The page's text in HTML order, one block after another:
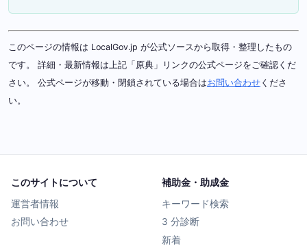
このページの情報は LocalGov.jp が公式ソースから取得・整理したもの
です。 詳細・最新情報は上記「原典」リンクの公式ページをご確認くだ
さい。 公式ページが移動・閉鎖されている場合はお問い合わせ くださ
い。
このサイトについて
運営者情報
お問い合わせ
補助金・助成金
キーワード検索
3 分診断
新着